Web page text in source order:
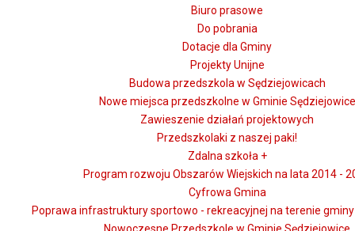
Biuro prasowe
Do pobrania
Dotacje dla Gminy
Projekty Unijne
Budowa przedszkola w Sędziejowicach
Nowe miejsca przedszkolne w Gminie Sędziejowice
Zawieszenie działań projektowych
Przedszkolaki z naszej paki!
Zdalna szkoła +
Program rozwoju Obszarów Wiejskich na lata 2014 -
Cyfrowa Gmina
Poprawa infrastruktury sportowo - rekreacyjnej na terenie